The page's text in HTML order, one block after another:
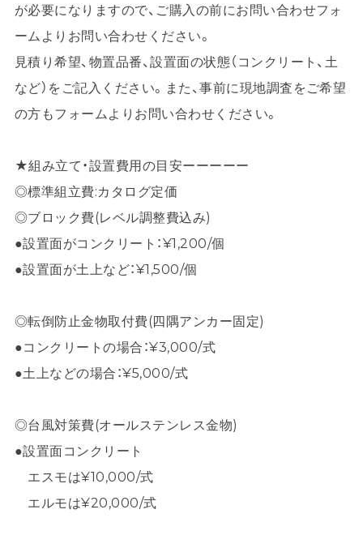
が必要になりますので、ご購入の前にお問い合わせフォ
ームよりお問い合わせください。
見積り希望、物置品番、設置面の状態（コンクリート、土
など）をご記入ください。また、事前に現地調査をご希望
の方もフォームよりお問い合わせください。
★組み立て・設置費用の目安ーーーーー
◎標準組立費:カタログ定価
◎ブロック費(レベル調整費込み)
●設置面がコンクリート：¥1,200/個
●設置面が土上など：¥1,500/個
◎転倒防止金物取付費(四隅アンカー固定)
●コンクリートの場合：¥3,000/式
●土上などの場合：¥5,000/式
◎台風対策費(オールステンレス金物)
●設置面コンクリート
エスモは¥10,000/式
エルモは¥20,000/式